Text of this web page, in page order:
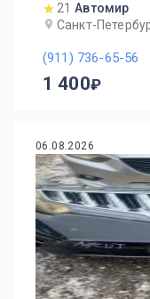
21 Автомир
Санкт-
(911) 736-65-56
1 400
06.08.2026